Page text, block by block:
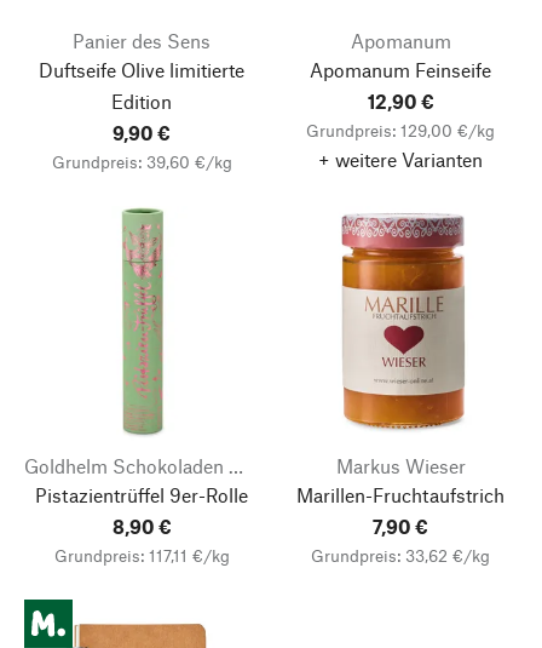
Panier des Sens
Duftseife Olive limitierte
Edition
9,90 €
Grundpreis: 39,60 €/kg
Apomanum
Apomanum Feinseife
12,90 €
Grundpreis: 129,00 €/kg
+ weitere Varianten
Goldhelm Schokoladen Manufaktur
Pistazientrüffel 9er-Rolle
8,90 €
Grundpreis: 117,11 €/kg
Markus Wieser
Marillen-Fruchtaufstrich
7,90 €
Grundpreis: 33,62 €/kg